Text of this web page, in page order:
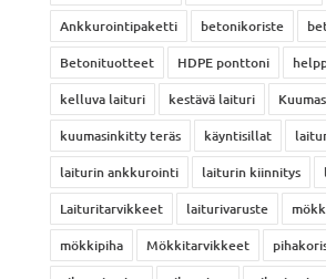
Ankkurointipaketti
betonikoriste
Betonituotteet
HDPE ponttoni
kelluva laituri
kestävä laituri
kuumasinkitty teräs
käyntisillat
laiturin ankkurointi
laiturin kiinnitys
Laituritarvikkeet
laiturivaruste
mökkipiha
Mökkitarvikkeet